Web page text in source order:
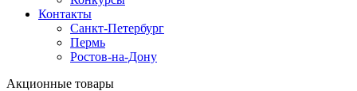
Контакты
Санкт-Петербург
Пермь
Ростов-на-Дону
Акционные товары